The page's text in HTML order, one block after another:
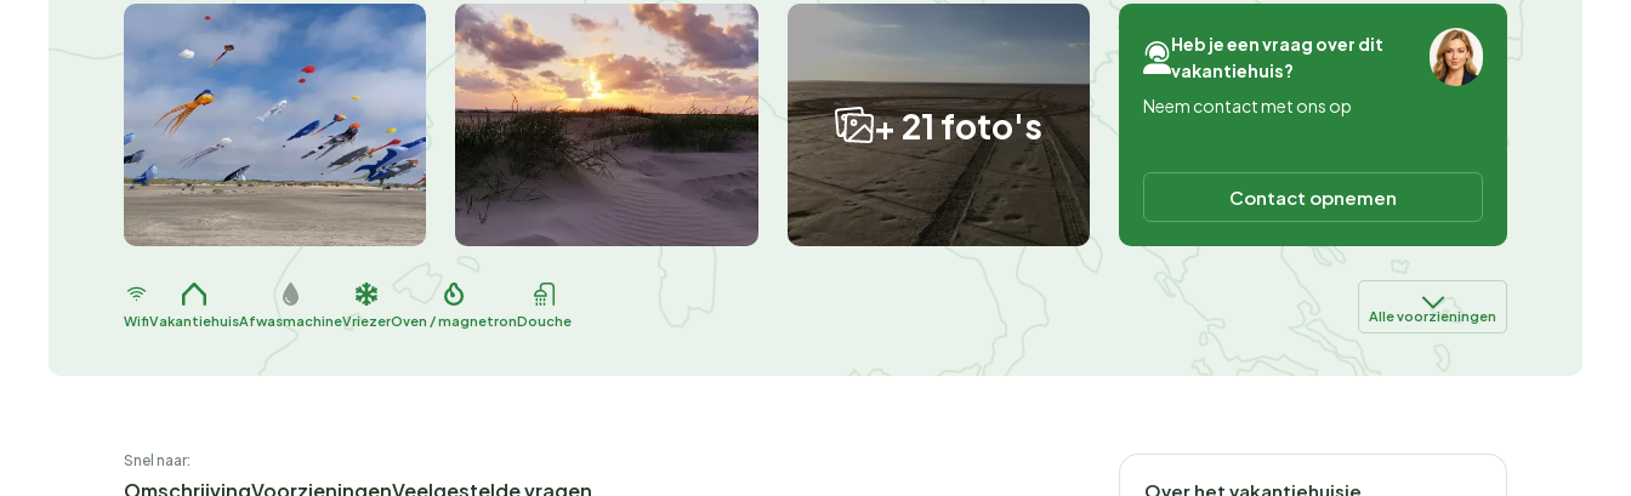
+ 21 foto's
Heb je een vraag over dit
vakantiehuis?
Neem contact met ons op
Contact opnemen
WifiVakantiehuisAfwasmachineVriezerOven / magnetronDouche Alle voorzieningen
Snel naar:
OmschrijvingVoorzieningenVeelgestelde vragen Over het vakantiehuisje